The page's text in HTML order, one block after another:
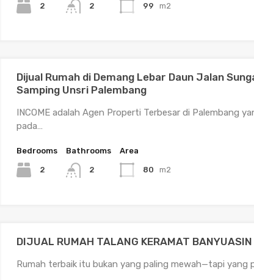
2 2 99 m2
Dijual Rumah di Demang Lebar Daun Jalan
Samping Unsri Palembang
INCOME adalah Agen Properti Terbesar di Palembang
pada…
Bedrooms
2
Bathrooms
2
Area
80 m2
DIJUAL RUMAH TALANG KERAMAT BANYUASIN
Rumah terbaik itu bukan yang paling mewah—tapi yang